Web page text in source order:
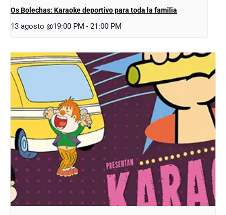
Os Bolechas: Karaoke deportivo para toda la familia
13 agosto @19:00 PM - 21:00 PM